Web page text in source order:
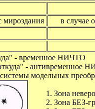
мироздания в случае
- временное НИЧТО
- антивременное
модельных
1. Зона
2. Зона БЕЗ-